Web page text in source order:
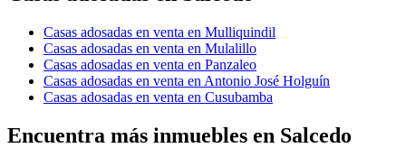
Casas adosadas en venta en Mulliquindil
Casas adosadas en venta en Mulalillo
Casas adosadas en venta en Panzaleo
Casas adosadas en venta en Antonio José Holguín
Casas adosadas en venta en Cusubamba
Encuentra más inmuebles en Salcedo